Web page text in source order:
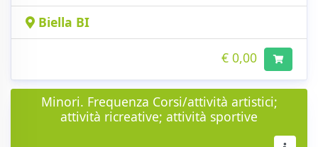
Biella BI
€ 0,00
Minori. Frequenza Corsi/attività artistici;
attività ricreative; attività sportive